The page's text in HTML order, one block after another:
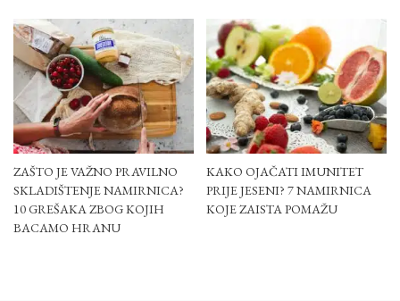
ZAŠTO JE VAŽNO PRAVILNO
SKLADIŠTENJE NAMIRNICA?
10 GREŠAKA ZBOG KOJIH
BACAMO HRANU
KAKO OJAČATI IMUNITET
PRIJE JESENI? 7 NAMIRNICA
KOJE ZAISTA POMAŽU